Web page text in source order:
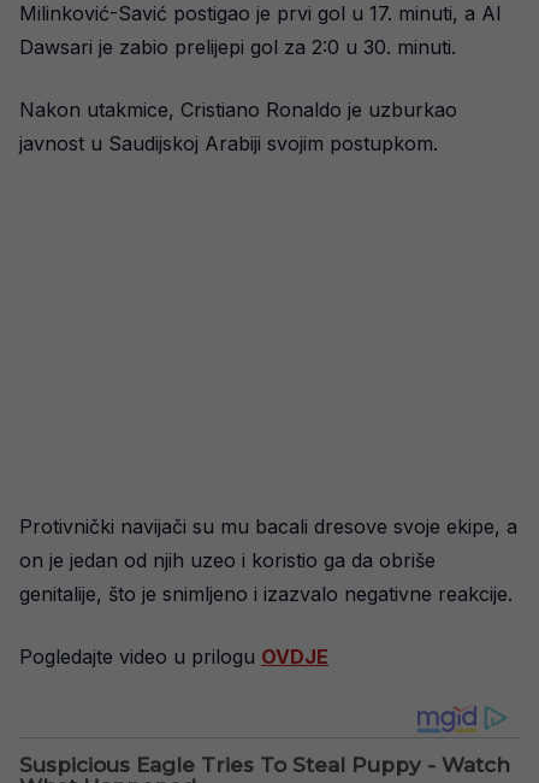
Milinković-Savić postigao je prvi gol u 17. minuti, a Al
Dawsari je zabio prelijepi gol za 2:0 u 30. minuti.
Nakon utakmice, Cristiano Ronaldo je uzburkao
javnost u Saudijskoj Arabiji svojim postupkom.
Protivnički navijači su mu bacali dresove svoje ekipe, a
on je jedan od njih uzeo i koristio ga da obriše
genitalije, što je snimljeno i izazvalo negativne reakcije.
Pogledajte video u prilogu OVDJE